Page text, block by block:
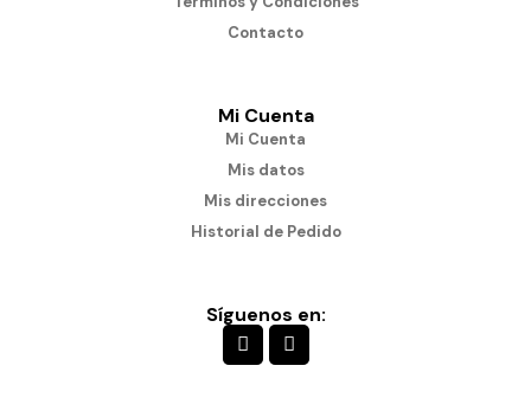
Contacto
Mi Cuenta
Mi Cuenta
Mis datos
Mis direcciones
Historial de Pedido
Síguenos en: